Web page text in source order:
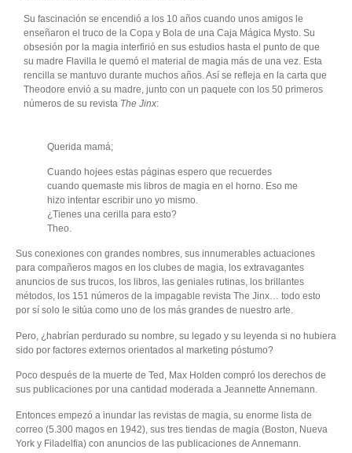
Su fascinación se encendió a los 10 años cuando unos amigos le
enseñaron el truco de la Copa y Bola de una Caja Mágica Mysto. Su
obsesión por la magia interfirió en sus estudios hasta el punto de que
su madre Flavilla le quemó el material de magia más de una vez. Esta
rencilla se mantuvo durante muchos años. Así se refleja en la carta que
Theodore envió a su madre, junto con un paquete con los 50 primeros
números de su revista The Jinx:
Querida mamá;
Cuando hojees estas páginas espero que recuerdes
cuando quemaste mis libros de magia en el horno. Eso me
hizo intentar escribir uno yo mismo.
¿Tienes una cerilla para esto?
Theo.
Sus conexiones con grandes nombres, sus innumerables actuaciones
para compañeros magos en los clubes de magia, los extravagantes
anuncios de sus trucos, los libros, las geniales rutinas, los brillantes
métodos, los 151 números de la impagable revista The Jinx… todo esto
por sí solo le sitúa como uno de los más grandes de nuestro arte.
Pero, ¿habrían perdurado su nombre, su legado y su leyenda si no hubiera
sido por factores externos orientados al marketing póstumo?
Poco después de la muerte de Ted, Max Holden compró los derechos de
sus publicaciones por una cantidad moderada a Jeannette Annemann.
Entonces empezó a inundar las revistas de magia, su enorme lista de
correo (5.300 magos en 1942), sus tres tiendas de magia (Boston, Nueva
York y Filadelfia) con anuncios de las publicaciones de Annemann.